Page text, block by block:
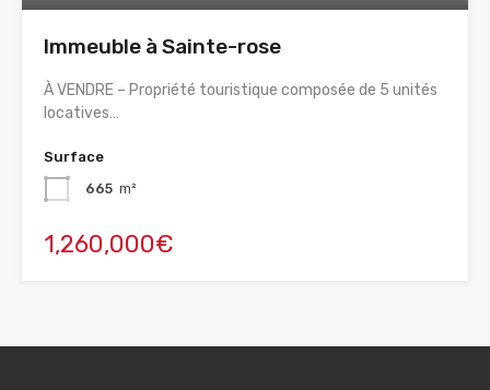
Immeuble à Sainte-rose
À VENDRE – Propriété touristique composée de 5 unités
locatives…
Surface
665 m²
1,260,000€